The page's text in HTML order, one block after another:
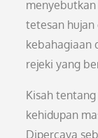
tetesan
kebahagiaan
rejeki yang
Kisah
kehidupan
Dipercaya